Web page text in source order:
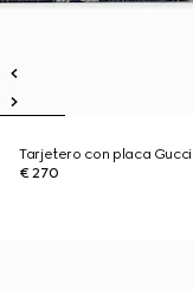
Tarjetero con placa Gucci
€ 270